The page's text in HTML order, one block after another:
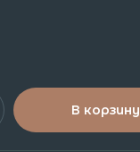
В корзину